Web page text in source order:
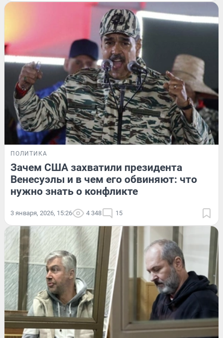
ПОЛИТИКА
Зачем США захватили президента
Венесуэлы и в чем его обвиняют: что
нужно знать о конфликте
3 января, 2026, 15:26 4 348 15